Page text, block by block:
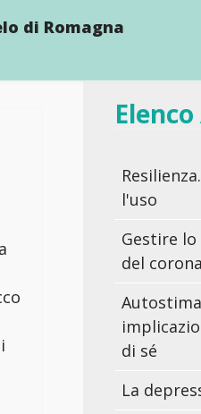
di Romagna
l'uso
Gestire
del
di sé
La